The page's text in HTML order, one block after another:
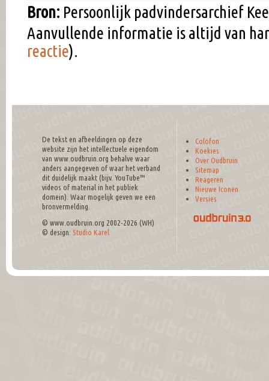
Bron: Persoonlijk padvindersarchief
Aanvullende informatie is altijd van
reactie).
De tekst en afbeeldingen op deze
website zijn het intellectuele eigendom
van www.oudbruin.org behalve waar
anders aangegeven of waar het verband
dit duidelijk maakt (bijv. YouTube™
videos of material in het publiek
domein). Waar mogelijk geven we een
bronvermelding.
© www.oudbruin.org 2002-2026 (WH)
© design: Studio Karel
Colofon
Koekies
Over Oudbruin
Sitemap
Reageren
Nieuwe Iconen
Versies